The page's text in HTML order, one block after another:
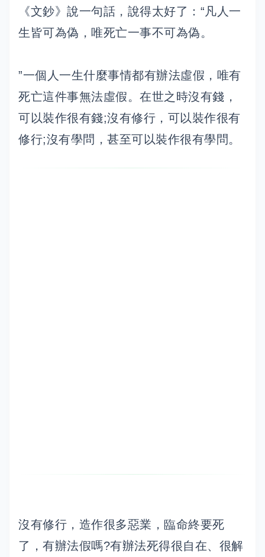
《文鈔》說一句話，說得太好了：“凡人一
生皆可為偽，唯死亡一事不可為偽。
”一個人一生什麼事情都有辦法虛假，唯有
死亡這件事無法虛假。在世之時沒有錢，
可以裝作很有錢;沒有修行，可以裝作很有
修行;沒有學問，甚至可以裝作很有學問。
沒有修行，造作很多惡業，臨命終要死
了，有辦法假嗎?有辦法死得很自在、很解